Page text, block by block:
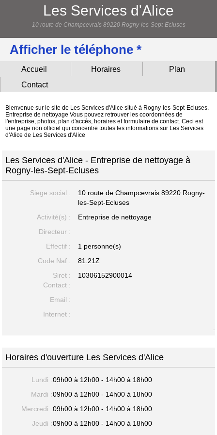
Les Services d'Alice
10 route de Champcevrais 89220 Rogny-les-Sept-Ecluses
Afficher le téléphone *
Accueil Horaires
Plan
Contact
Bienvenue sur le site de Les Services d'Alice situé à Rogny-les-Sept-Ecluses.
Entreprise de nettoyage Vous pouvez retrouver les coordonnées de
l'entreprise, photos, plan d'accès, horaires et formulaire de contact. Ceci est
une page non officiel qui concentre toutes les informations sur Les Services
d'Alice de Les Services d'Alice
Les Services d'Alice - Entreprise de nettoyage à
Rogny-les-Sept-Ecluses
Siege social : 10 route de Champcevrais89220 Rogny-
les-Sept-Ecluses
Activité(s) :
Entreprise de nettoyage
Directeur :
Effectif :
1 personne(s)
Code Naf :
81.21Z
Siret :
10306152900014
Contact :
Email :
Internet :
-
Horaires d'ouverture Les Services d'Alice
Lundi :09h00 à 12h00 - 14h00 à 18h00
Mardi :09h00 à 12h00 - 14h00 à 18h00
Mercredi :09h00 à 12h00 - 14h00 à 18h00
Jeudi :09h00 à 12h00 - 14h00 à 18h00